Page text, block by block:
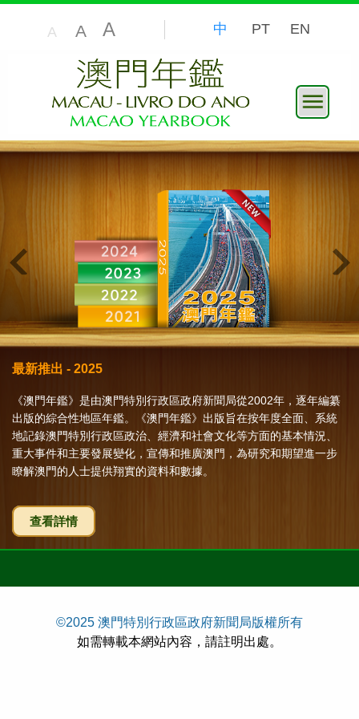
A A A 中 PT EN
最新推出 - 2025
《澳門年鑑》是由澳門特別行政區政府新聞局從2002年，逐年編纂
出版的綜合性地區年鑑。《澳門年鑑》出版旨在按年度全面、系統
地記錄澳門特別行政區政治、經濟和社會文化等方面的基本情況、
重大事件和主要發展變化，宣傳和推廣澳門，為研究和期望進一步
瞭解澳門的人士提供翔實的資料和數據。
查看詳情
©2025 澳門特別行政區政府新聞局版權所有
如需轉載本網站內容，請註明出處。